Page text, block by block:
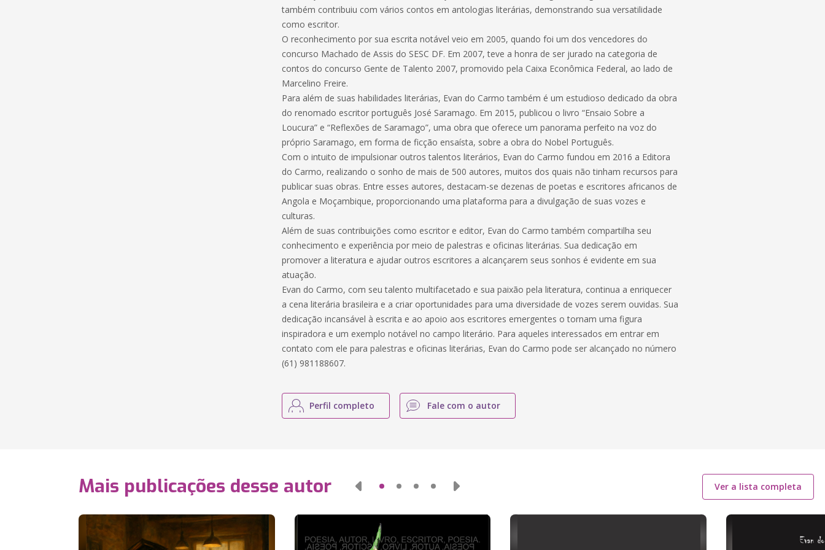
também contribuiu com vários contos em antologias literárias, demonstrando sua versatilidade
como escritor.
O reconhecimento por sua escrita notável veio em 2005, quando foi um dos vencedores do
concurso Machado de Assis do SESC DF. Em 2007, teve a honra de ser jurado na categoria de
contos do concurso Gente de Talento 2007, promovido pela Caixa Econômica Federal, ao lado de
Marcelino Freire.
Para além de suas habilidades literárias, Evan do Carmo também é um estudioso dedicado da obra
do renomado escritor português José Saramago. Em 2015, publicou o livro “Ensaio Sobre a
Loucura” e “Reflexões de Saramago”, uma obra que oferece um panorama perfeito na voz do
próprio Saramago, em forma de ficção ensaísta, sobre a obra do Nobel Português.
Com o intuito de impulsionar outros talentos literários, Evan do Carmo fundou em 2016 a Editora
do Carmo, realizando o sonho de mais de 500 autores, muitos dos quais não tinham recursos para
publicar suas obras. Entre esses autores, destacam-se dezenas de poetas e escritores africanos de
Angola e Moçambique, proporcionando uma plataforma para a divulgação de suas vozes e
culturas.
Além de suas contribuições como escritor e editor, Evan do Carmo também compartilha seu
conhecimento e experiência por meio de palestras e oficinas literárias. Sua dedicação em
promover a literatura e ajudar outros escritores a alcançarem seus sonhos é evidente em sua
atuação.
Evan do Carmo, com seu talento multifacetado e sua paixão pela literatura, continua a enriquecer
a cena literária brasileira e a criar oportunidades para uma diversidade de vozes serem ouvidas. Sua
dedicação incansável à escrita e ao apoio aos escritores emergentes o tornam uma figura
inspiradora e um exemplo notável no campo literário. Para aqueles interessados em entrar em
contato com ele para palestras e oficinas literárias, Evan do Carmo pode ser alcançado no número
(61) 981188607.
Perfil completo Fale com o autor
Mais publicações desse autor Ver a lista completa